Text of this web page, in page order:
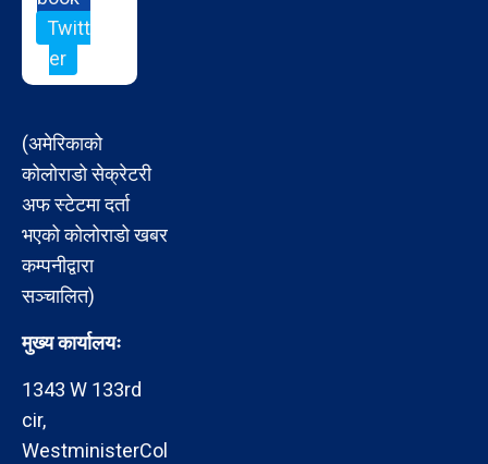
Twitt
er
(अमेरिकाको
कोलोराडो सेक्रेटरी
अफ स्टेटमा दर्ता
भएको कोलोराडो खबर
कम्पनीद्वारा
सञ्चालित)
मुख्य कार्यालयः
1343 W 133rd
cir,
WestministerCol